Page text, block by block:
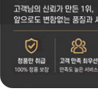
요
니
파
워
제 [2026